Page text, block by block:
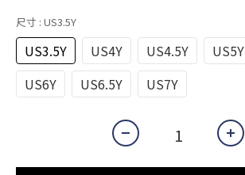
尺寸 : US3.5Y
US3.5Y US4Y US4.5Y US5Y
US6Y
US6.5Y US7Y